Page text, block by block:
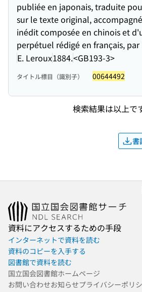
publiée en japonais, traduite
sur le texte original,
inédit composée en chinois et
perpétuel rédigé en français, par
E. Leroux1884.<GB193-3>
タイトル標目（識別子） 00644492
検索結果は以上で
書
資料にアクセスするための手段
インターネットで資料を読む
資料のコピーを入手する
図書館で資料を読む
国立国会図書館ホームページ
お問い合わせお知らせプライバシーポリ